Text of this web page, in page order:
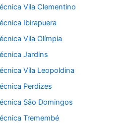
Vila Clementino
Ibirapuera
Vila Olímpia
Jardins
Vila Leopoldina
Perdizes
São Domingos
Tremembé